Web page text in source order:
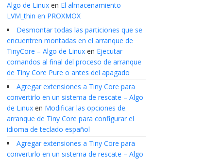
Algo de Linux en El almacenamiento
LVM_thin en PROXMOX
Desmontar todas las particiones que se
encuentren montadas en el arranque de
TinyCore – Algo de Linux en Ejecutar
comandos al final del proceso de arranque
de Tiny Core Pure o antes del apagado
Agregar extensiones a Tiny Core para
convertirlo en un sistema de rescate – Algo
de Linux en Modificar las opciones de
arranque de Tiny Core para configurar el
idioma de teclado español
Agregar extensiones a Tiny Core para
convertirlo en un sistema de rescate – Algo